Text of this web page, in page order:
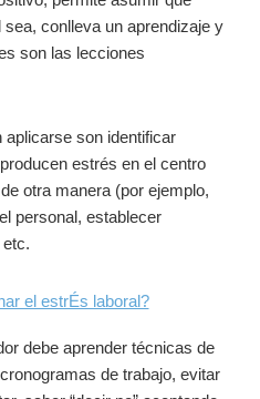
conlleva un aprendizaje y
son las lecciones
aplicarse son identificar
estrés en el centro
otra manera (por ejemplo,
personal, establecer
debe aprender técnicas de
de trabajo, evitar